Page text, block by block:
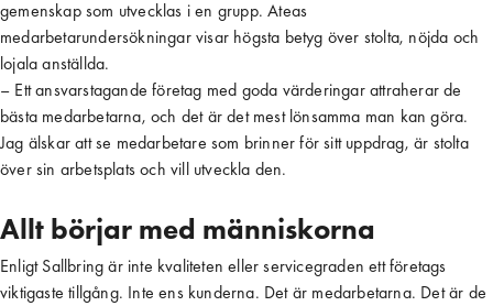
gemenskap som utvecklas i en grupp. Ateas
medarbetarundersökningar visar högsta betyg över stolta, nöjda och
lojala anställda.
– Ett ansvarstagande företag med goda värderingar attraherar de
bästa medarbetarna, och det är det mest lönsamma man kan göra.
Jag älskar att se medarbetare som brinner för sitt uppdrag, är stolta
över sin arbetsplats och vill utveckla den.
Allt börjar med människorna
Enligt Sallbring är inte kvaliteten eller servicegraden ett företags
viktigaste tillgång. Inte ens kunderna. Det är medarbetarna. Det är de